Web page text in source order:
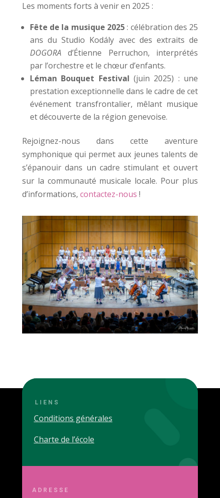
Les moments forts à venir en 2025 :
Fête de la musique 2025: célébration des 25
ans du Studio Kodály avec des extraits de
DOGORA d’Étienne Perruchon, interprétés
par l’orchestre et le chœur d’enfants.
Léman Bouquet Festival (juin 2025) : une
prestation exceptionnelle dans le cadre de cet
événement transfrontalier, mêlant musique
et découverte de la région genevoise.
Rejoignez-nous dans cette aventure
symphonique qui permet aux jeunes talents de
s’épanouir dans un cadre stimulant et ouvert
sur la communauté musicale locale. Pour plus
d’informations, contactez-nous !
LIENS
Conditions générales
Charte de l’école
ADRESSE